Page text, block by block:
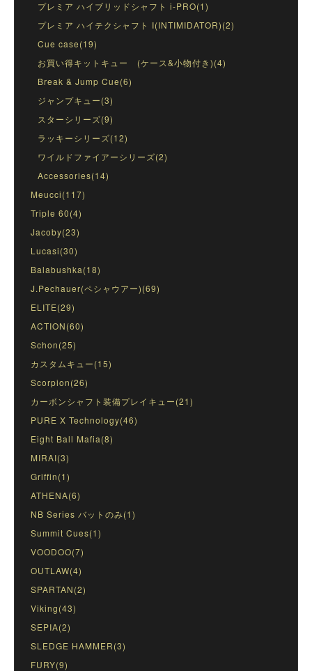
プレミア ハイブリッドシャフト i-PRO(1)
プレミア ハイテクシャフト I(INTIMIDATOR)(2)
Cue case(19)
お買い得キットキュー (ケース&小物付き)(4)
Break & Jump Cue(6)
ジャンプキュー(3)
スターシリーズ(9)
ラッキーシリーズ(12)
ワイルドファイアーシリーズ(2)
Accessories(14)
Meucci(117)
Triple 60(4)
Jacoby(23)
Lucasi(30)
Balabushka(18)
J.Pechauer(ペシャウアー)(69)
ELITE(29)
ACTION(60)
Schon(25)
カスタムキュー(15)
Scorpion(26)
カーボンシャフト装備プレイキュー(21)
PURE X Technology(46)
Eight Ball Mafia(8)
MIRAI(3)
Griffin(1)
ATHENA(6)
NB Series バットのみ(1)
Summit Cues(1)
VOODOO(7)
OUTLAW(4)
SPARTAN(2)
Viking(43)
SEPIA(2)
SLEDGE HAMMER(3)
FURY(9)